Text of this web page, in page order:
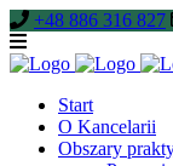
+48 886 316 827
Start
O Kancelarii
Obszary